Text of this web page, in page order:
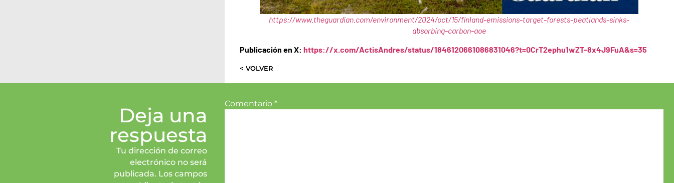
https://www.theguardian.com/environment/2024/oct/15/finland-emissions-target-forests-peatlands-sinks-
absorbing-carbon-aoe
Publicación en X: https://x.com/ActisAndres/status/1846120661086831046?t=0CrT2ephu1wZT-8x4J9FuA&s=35
< VOLVER
Deja una
respuesta
Tu dirección de correo
electrónico no será
publicada. Los campos
Comentario *